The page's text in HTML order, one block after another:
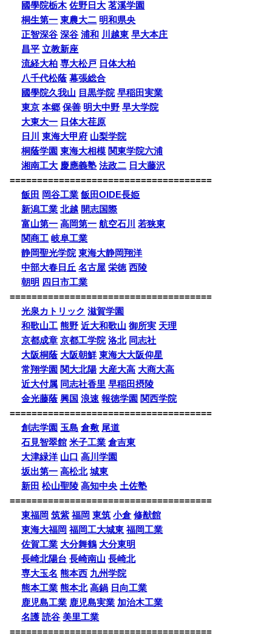
國學院栃木 佐野日大 茗溪学園
桐生第一 東農大二 明和県央
正智深谷 深谷 浦和 川越東 早大本庄
昌平 立教新座
流経大柏 専大松戸 日体大柏
八千代松蔭 幕張総合
國學院久我山 目黒学院 早稲田実業
東京 本郷 保善 明大中野 早大学院
大東大一 日体大荏原
日川
東海大甲府 山梨学院
桐蔭学園 東海大相模 関東学院六浦
湘南工大 慶應義塾 法政二 日大藤沢
=====================================
飯田
岡谷工業 飯田OIDE長姫
新潟工業 北越 開志国際
富山第一 高岡第一 航空石川
若狭東
関商工 岐阜工業
静岡聖光学院 東海大静岡翔洋
中部大春日丘 名古屋 栄徳 西陵
朝明 四日市工業
=====================================
光泉カトリック 滋賀学園
和歌山工 熊野 近大和歌山 御所実 天理
京都成章 京都工学院 洛北 同志社
大阪桐蔭 大阪朝鮮 東海大大阪仰星
常翔学園 関大北陽 大産大高 大商大高
近大付属 同志社香里 早稲田摂陵
金光藤蔭 興国 浪速 報徳学園 関西学院
=====================================
創志学園 玉島 倉敷 尾道
石見智翠館 米子工業 倉吉東
大津緑洋 山口 高川学園
坂出第一 高松北 城東
新田 松山聖陵 高知中央 土佐塾
=====================================
東福岡 筑紫 福岡 東筑 小倉 修猷館
東海大福岡 福岡工大城東 福岡工業
佐賀工業 大分舞鶴 大分東明
長崎北陽台 長崎南山 長崎北
専大玉名 熊本西 九州学院
熊本工業 熊本北 高鍋 日向工業
鹿児島工業 鹿児島実業 加治木工業
名護 読谷 美里工業
=====================================